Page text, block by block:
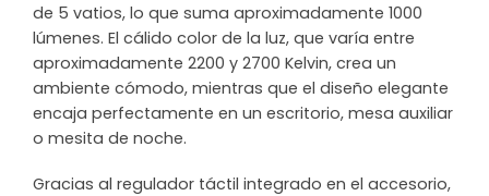
de 5 vatios, lo que suma aproximadamente 1000
lúmenes. El cálido color de la luz, que varía entre
aproximadamente 2200 y 2700 Kelvin, crea un
ambiente cómodo, mientras que el diseño elegante
encaja perfectamente en un escritorio, mesa auxiliar
o mesita de noche.
Gracias al regulador táctil integrado en el accesorio,